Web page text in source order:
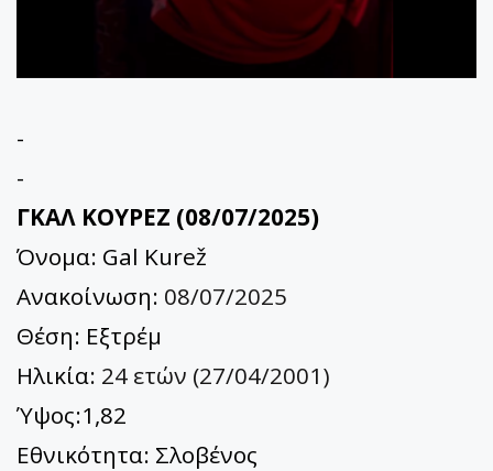
-
-
ΓΚΑΛ ΚΟΥΡΕΖ (08/07/2025)
Όνομα: Gal Kurež
Ανακοίνωση: 08/07/2025
Θέση: Εξτρέμ
Ηλικία: 24 ετών (27/04/2001)
Ύψος:1,82
Εθνικότητα: Σλοβένος